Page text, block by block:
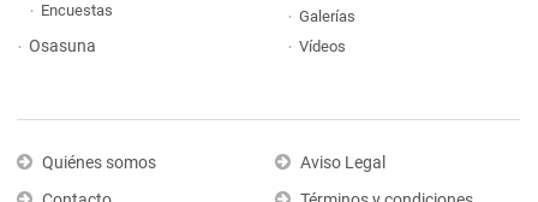
Encuestas
Osasuna
Galerías
Vídeos
Quiénes somos
Aviso Legal